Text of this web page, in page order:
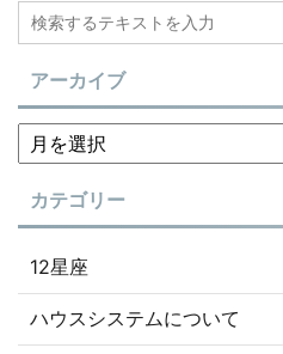
アーカイブ
カテゴリー
12星座
ハウスシステムについて